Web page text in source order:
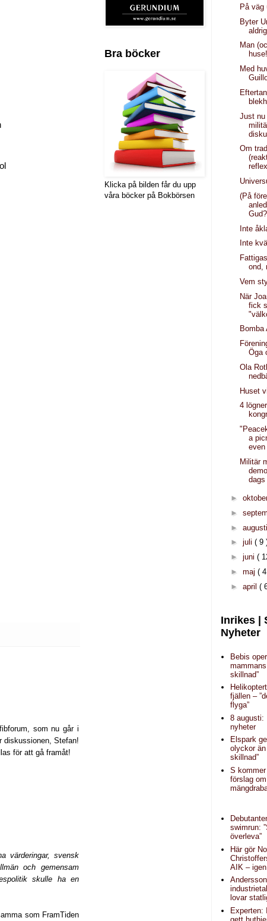
som nu går i
diskussionen, Stefan!
för att gå framåt!
värderingar, svensk
och gemensam
skulle ha en
som FramTiden
Bra böcker
Klicka på bilden får du upp
våra böcker på Bokbörsen
På väg
Byter
Man
Med
Just
Om
(På
Gud?
Inte
Inte
ond,
Vem
När
fick
Bomba
Öga
Ola
Huset
4
a
Militär
►
►
►
► juli ( 9
► juni (
► maj (
► april (
Inrikes |
Nyheter
Bebis
skillnad”
fjällen –
flyga”
8 augusti:
nyheter
Elspark
olyckor
skillnad”
S
förslag
swimrun:
överleva”
Här gör
AIK – igen
lovar
Experten:
gett